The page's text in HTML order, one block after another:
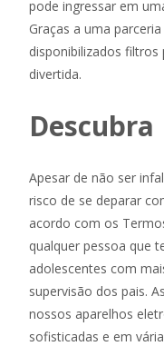
pode ingressar em
Graças a uma
disponibilizados filtros
divertida.
Apesar de não ser
risco de se deparar
acordo com os
qualquer pessoa que
adolescentes com
supervisão dos pais.
nossos aparelhos
sofisticadas e em